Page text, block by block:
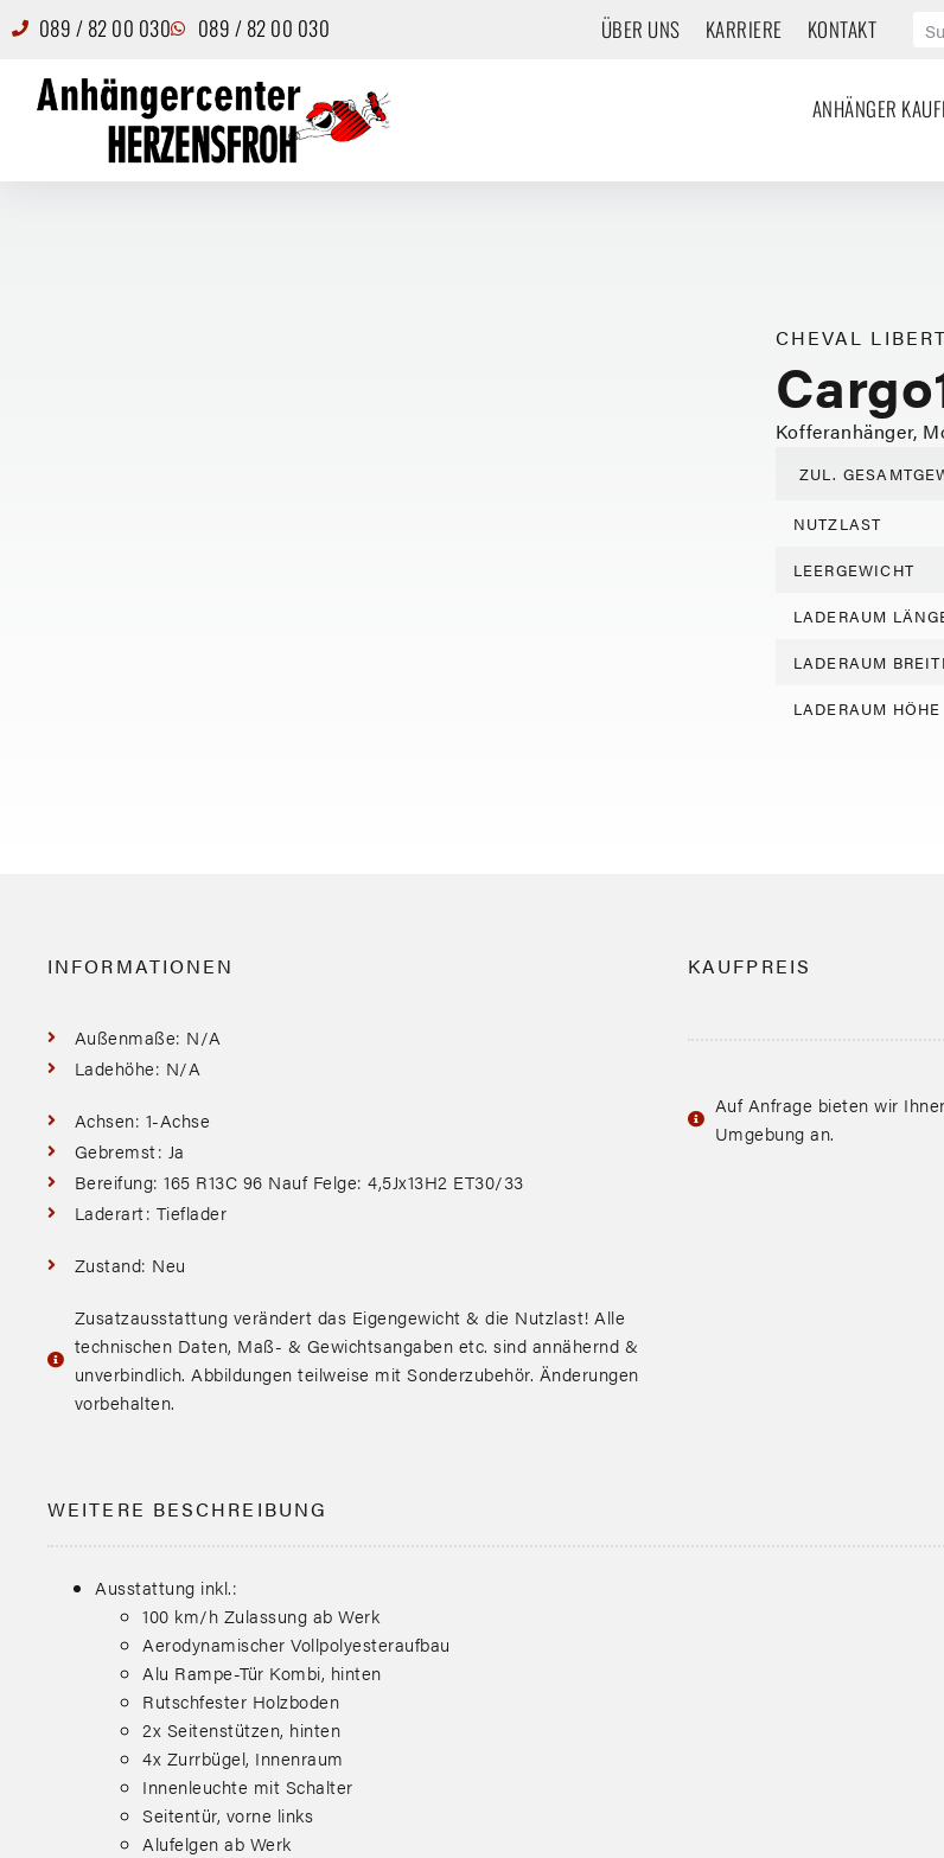
089 / 82 00 030 089 / 82 00 030 ÜBER UNS KARRIERE KONTAKT
ANHÄNGER
CHEVAL
Kofferanhänger,
ZUL.
NUTZLAST
LEERGEWICHT
LADERAUM
LADERAUM
LADERAUM HÖHE
INFORMATIONEN
Außenmaße: N/A
Ladehöhe: N/A
Achsen: 1-Achse
Gebremst: Ja
Bereifung: 165 R13C 96 Nauf Felge: 4,5Jx13H2 ET30/33
Laderart: Tieflader
Zustand: Neu
Zusatzausstattung verändert das Eigengewicht & die Nutzlast! Alle
technischen Daten, Maß- & Gewichtsangaben etc. sind annähernd &
unverbindlich. Abbildungen teilweise mit Sonderzubehör. Änderungen
vorbehalten.
KAUFPREIS
Auf Anfrage bieten wir
Umgebung an.
WEITERE BESCHREIBUNG
Ausstattung inkl.:
100 km/h Zulassung ab Werk
Aerodynamischer Vollpolyesteraufbau
Alu Rampe-Tür Kombi, hinten
Rutschfester Holzboden
2x Seitenstützen, hinten
4x Zurrbügel, Innenraum
Innenleuchte mit Schalter
Seitentür, vorne links
Alufelgen ab Werk